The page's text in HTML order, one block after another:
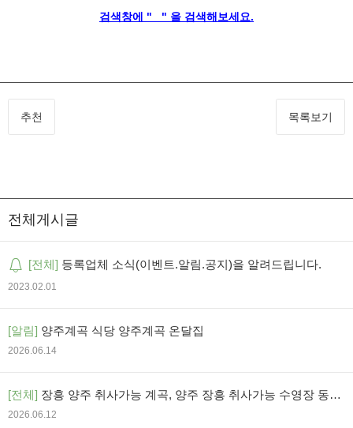
검색창에 " " 을 검색해보세요.
추천 목록보기
전체게시글
[전체] 등록업체 소식(이벤트.알림.공지)을 알려드립니다.
2023.02.01
[알림] 양주계곡 식당 양주계곡 온달집
2026.06.14
[전체] 장흥 양주 취사가능 계곡, 양주 장흥 취사가능 수영장 동시
2026.06.12